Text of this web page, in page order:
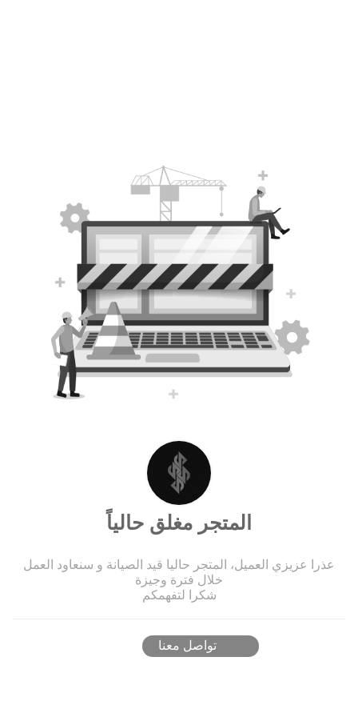
المتجر مغلق حالياً
عذرا عزيزي العميل، المتجر حاليا قيد الصيانة و سنعاود العمل
خلال فترة وجيزة
شكرا لتفهمكم
تواصل معنا